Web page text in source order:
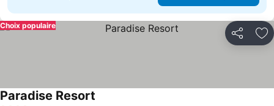
Partager
Choix populaire
Paradise Resort